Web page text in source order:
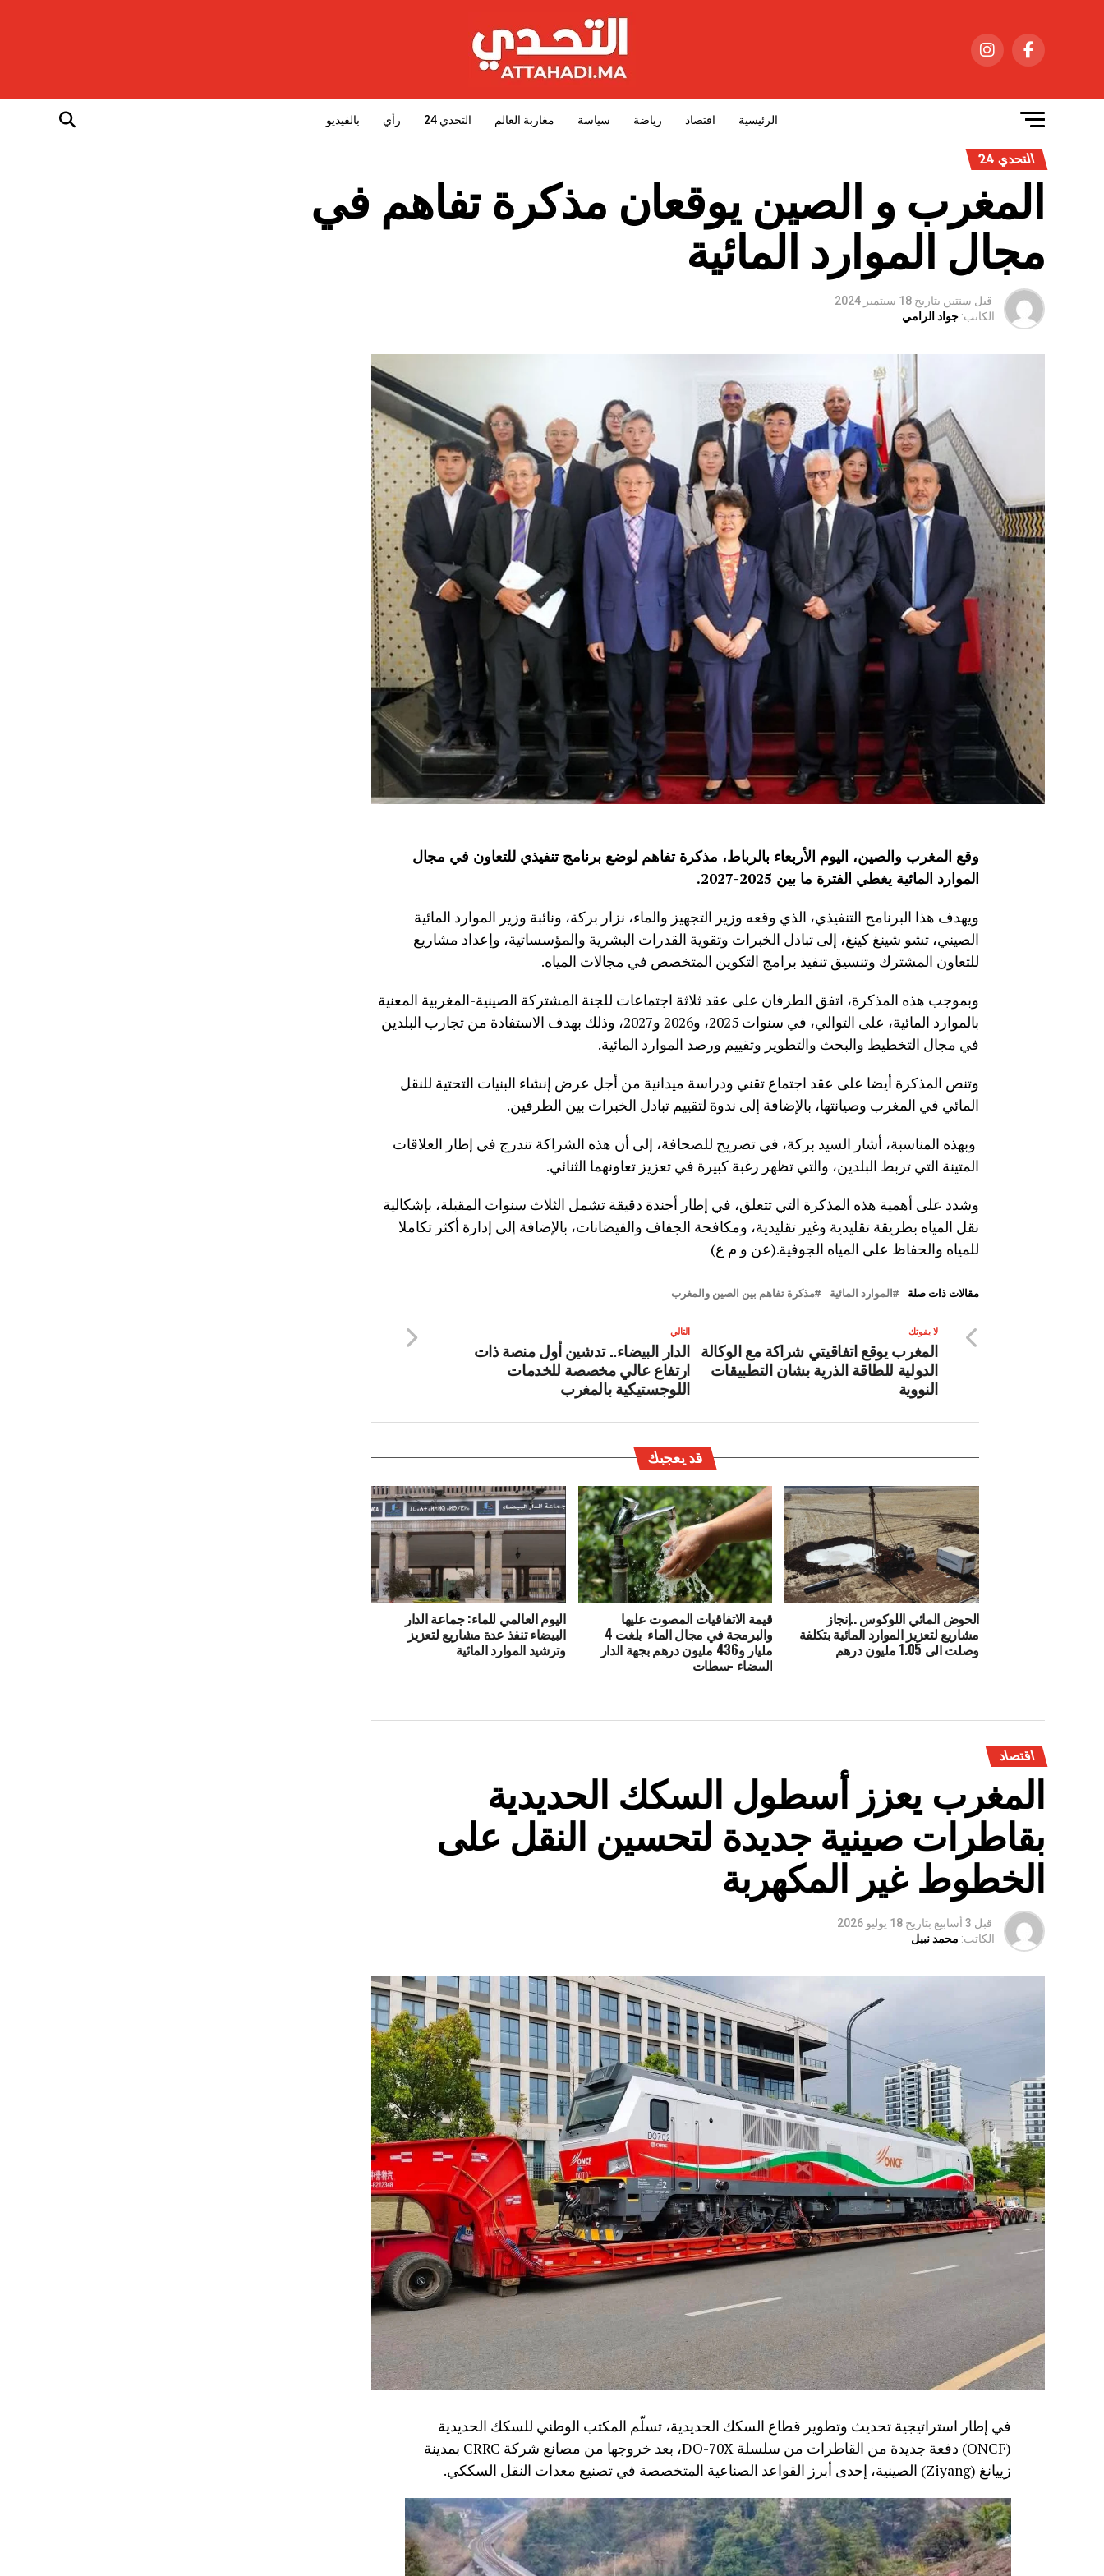
الرئيسية اقتصاد رياضة سياسة مغاربة العالم التحدي 24 رأي بالفيديو
التحدي 24
المغرب و الصين يوقعان مذكرة تفاهم في
مجال الموارد المائية
قبل سنتين بتاريخ 18 سبتمبر 2024
الكاتب: جواد الرامي
وقع المغرب والصين، اليوم الأربعاء بالرباط، مذكرة تفاهم لوضع برنامج تنفيذي للتعاون في مجال
الموارد المائية يغطي الفترة ما بين 2025-2027
.
ويهدف هذا البرنامج التنفيذي، الذي وقعه وزير التجهيز والماء، نزار بركة، ونائبة وزير الموارد المائية
الصيني، تشو شينغ كينغ، إلى تبادل الخبرات وتقوية القدرات البشرية والمؤسساتية، وإعداد مشاريع
للتعاون المشترك وتنسيق تنفيذ برامج التكوين المتخصص في مجالات المياه.
وبموجب هذه المذكرة، اتفق الطرفان على عقد ثلاثة اجتماعات للجنة المشتركة الصينية-المغربية المعنية
بالموارد المائية، على التوالي، في سنوات 2025، و2026 و2027، وذلك بهدف الاستفادة من تجارب البلدين
في مجال التخطيط والبحث والتطوير وتقييم ورصد الموارد المائية.
وتنص المذكرة أيضا على عقد اجتماع تقني ودراسة ميدانية من أجل عرض إنشاء البنيات التحتية للنقل
المائي في المغرب وصيانتها، بالإضافة إلى ندوة لتقييم تبادل الخبرات بين الطرفين.
وبهذه المناسبة، أشار السيد بركة، في تصريح للصحافة، إلى أن هذه الشراكة تندرج في إطار العلاقات
المتينة التي تربط البلدين، والتي تظهر رغبة كبيرة في تعزيز تعاونهما الثنائي.
وشدد على أهمية هذه المذكرة التي تتعلق، في إطار أجندة دقيقة تشمل الثلاث سنوات المقبلة، بإشكالية
نقل المياه بطريقة تقليدية وغير تقليدية، ومكافحة الجفاف والفيضانات، بالإضافة إلى إدارة أكثر تكاملا
للمياه والحفاظ على المياه الجوفية.(عن و م ع)
مقالات ذات صلة الموارد المائية مذكرة تفاهم بين الصين والمغرب
التالي
الدار البيضاء.. تدشين أول منصة ذات
ارتفاع عالي مخصصة للخدمات
اللوجستيكية بالمغرب
لا يفوتك
المغرب يوقع اتفاقيتي شراكة مع الوكالة
الدولية للطاقة الذرية بشان التطبيقات
النووية
قد يعجبك
الحوض المائي اللوكوس ..إنجاز
مشاريع لتعزيز الموارد المائية بتكلفة
وصلت الى 1.05 مليون درهم
قيمة الاتفاقيات المصوت عليها
والبرمجة في مجال الماء بلغت 4
مليار و436 مليون درهم بجهة الدار
البيضاء -سطات
اليوم العالمي للماء: جماعة الدار
البيضاء تنفذ عدة مشاريع لتعزيز
وترشيد الموارد المائية
اقتصاد
المغرب يعزز أسطول السكك الحديدية
بقاطرات صينية جديدة لتحسين النقل على
الخطوط غير المكهربة
قبل 3 أسابيع بتاريخ 18 يوليو 2026
الكاتب: محمد نبيل
في إطار استراتيجية تحديث وتطوير قطاع السكك الحديدية، تسلّم المكتب الوطني للسكك الحديدية
(ONCF) دفعة جديدة من القاطرات من سلسلة DO-70X، بعد خروجها من مصانع شركة CRRC بمدينة
زييانغ (Ziyang) الصينية، إحدى أبرز القواعد الصناعية المتخصصة في تصنيع معدات النقل السككي.